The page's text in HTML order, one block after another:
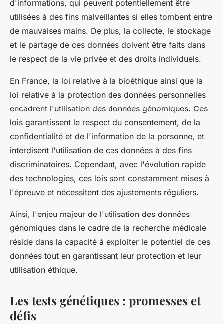
d'informations, qui peuvent potentiellement être
utilisées à des fins malveillantes si elles tombent entre
de mauvaises mains. De plus, la collecte, le stockage
et le partage de ces données doivent être faits dans
le respect de la vie privée et des droits individuels.
En France, la loi relative à la bioéthique ainsi que la
loi relative à la protection des données personnelles
encadrent l'utilisation des données génomiques. Ces
lois garantissent le respect du consentement, de la
confidentialité et de l'information de la personne, et
interdisent l'utilisation de ces données à des fins
discriminatoires. Cependant, avec l'évolution rapide
des technologies, ces lois sont constamment mises à
l'épreuve et nécessitent des ajustements réguliers.
Ainsi, l'enjeu majeur de l'utilisation des données
génomiques dans le cadre de la recherche médicale
réside dans la capacité à exploiter le potentiel de ces
données tout en garantissant leur protection et leur
utilisation éthique.
Les tests génétiques : promesses et
défis